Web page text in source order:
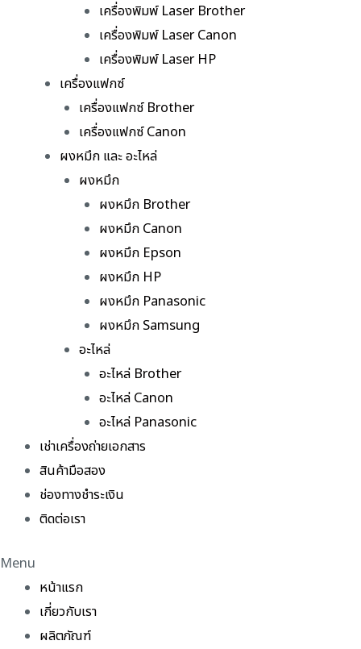
เครื่องพิมพ์ Laser Brother
เครื่องพิมพ์ Laser Canon
เครื่องพิมพ์ Laser HP
เครื่องแฟกซ์
เครื่องแฟกซ์ Brother
เครื่องแฟกซ์ Canon
ผงหมึก และ อะไหล่
ผงหมึก
ผงหมึก Brother
ผงหมึก Canon
ผงหมึก Epson
ผงหมึก HP
ผงหมึก Panasonic
ผงหมึก Samsung
อะไหล่
อะไหล่ Brother
อะไหล่ Canon
อะไหล่ Panasonic
เช่าเครื่องถ่ายเอกสาร
สินค้ามือสอง
ช่องทางชำระเงิน
ติดต่อเรา
Menu
หน้าแรก
เกี่ยวกับเรา
ผลิตภัณฑ์